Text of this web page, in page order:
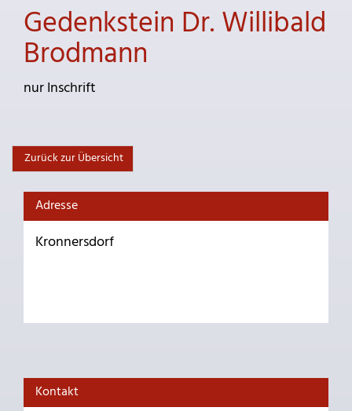
Gedenkstein Dr. Willibald
Brodmann
nur Inschrift
Zurück zur Übersicht
Adresse
Kronnersdorf
Kontakt